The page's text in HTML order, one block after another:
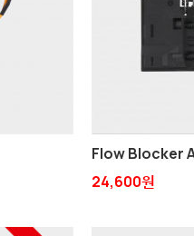
Flow Blocker
24,600원